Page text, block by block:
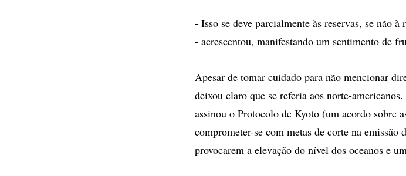
- Isso se deve parcialmente às reservas, se não
- acrescentou, manifestando um sentimento de
Apesar de tomar cuidado para não mencionar
deixou claro que se referia aos norte-
assinou o Protocolo de Kyoto (um acordo sobre
comprometer-se com metas de corte na emissão
provocarem a elevação do nível dos oceanos e